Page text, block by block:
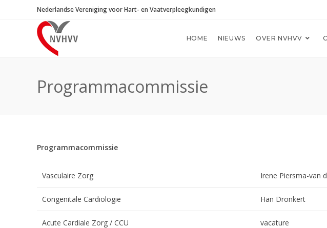
Nederlandse Vereniging voor Hart- en Vaatverpleegkundigen
HOME NIEUWS OVER NVHVV
Programmacommissie
Programmacommissie
Vasculaire Zorg Irene Piersma-van
Congenitale Cardiologie Han Dronkert
Acute Cardiale Zorg / CCU vacature